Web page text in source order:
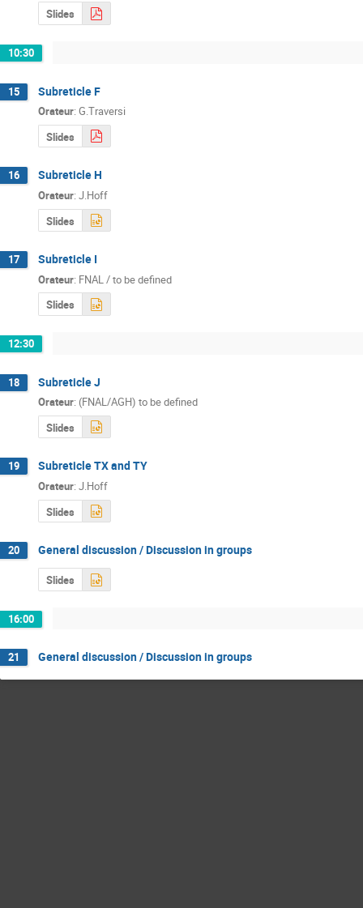
Slides
10:30
15 Subreticle F
Orateur: G.Traversi
Slides
16 Subreticle H
Orateur: J.Hoff
Slides
17 Subreticle I
Orateur: FNAL / to be defined
Slides
12:30
18 Subreticle J
Orateur: (FNAL/AGH) to be defined
Slides
19 Subreticle TX and TY
Orateur: J.Hoff
Slides
20 General discussion / Discussion in groups
Slides
16:00
21 General discussion / Discussion in groups